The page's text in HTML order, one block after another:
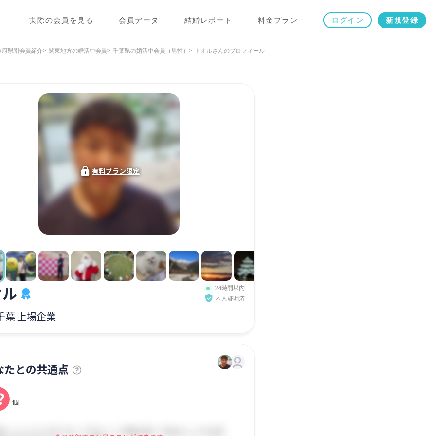
実際の会員を見る 会員データ 結婚レポート 料金プラン ログイン 新規登録
府県別会員紹介 関東地方の婚活中会員 千葉県の婚活中会員（男性） トオルさんのプロフィール
有料プラン限定
24時間以内
本人証明済
葉 上場企業
たとの共通点
個